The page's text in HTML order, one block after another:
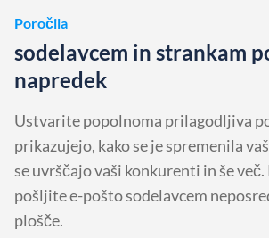
Poročila
sodelavcem in strankam
napredek
Ustvarite popolnoma prilagodljiva
prikazujejo, kako se je spremenila
se uvrščajo vaši konkurenti in še
pošljite e-pošto sodelavcem
plošče.